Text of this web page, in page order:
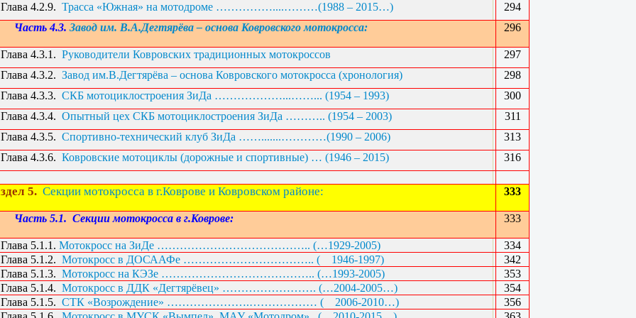
Глава 4.2.9. Трасса «Южная» на мотодроме ……………....………(1988 – 2015…)
294
Часть 4.3. Завод им. В.А.Дегтярёва – основа Ковровского мотокросса: 296
Глава 4.3.1. Руководители Ковровских традиционных мотокроссов
297
Глава 4.3.2. Завод им.В.Дегтярёва – основа Ковровского мотокросса (хронология)
298
Глава 4.3.3. СКБ мотоциклостроения ЗиДа ………………...……... (1954 – 1993)
300
Глава 4.3.4. Опытный цехСКБ мотоциклостроения ЗиДа ……….. (1954 – 2003)
311
Глава 4.3.5. Спортивно-технический клуб ЗиДа …….......…………(1990 – 2006)
313
Глава 4.3.6. Ковровские мотоциклы (дорожные и спортивные) … (1946 – 2015) 316
5. Секции мотокросса в г.Коврове и Ковровском районе: 333
Часть 5.1. Секции мотокросса в г.Коврове: 333
Глава 5.1.1. Мотокросс на ЗиДе ………………………………….. (…1929-2005)
334
Глава 5.1.2. Мотокросс в ДОСААФе …………………………….. ( 1946-1997)
342
Глава 5.1.3. Мотокросс на КЭЗе ………………………………….. (…1993-2005)
353
Глава 5.1.4. Мотокросс в ДДК «Дегтярёвец» ……………………. (…2004-2005…)
354
Глава 5.1.5. СТК «Возрождение» ………………….……………… ( 2006-2010…)
356